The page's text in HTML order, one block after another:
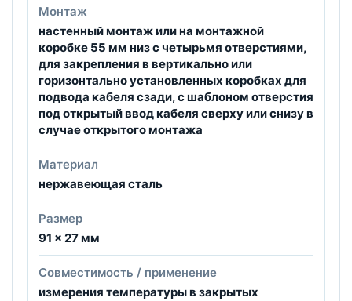
Монтаж
настенный монтаж или на монтажной
коробке 55 мм низ с четырьмя отверстиями,
для закрепления в вертикально или
горизонтально установленных коробках для
подвода кабеля сзади, с шаблоном отверстия
под открытый ввод кабеля сверху или снизу в
случае открытого монтажа
Материал
нержавеющая сталь
Размер
91 × 27 мм
Совместимость / применение
измерения температуры в закрытых